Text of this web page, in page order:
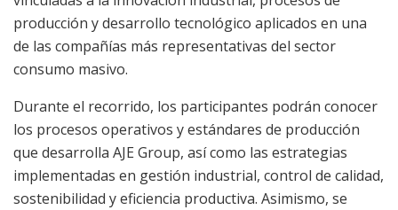
producción y desarrollo tecnológico aplicados en una
de las compañías más representativas del sector
consumo masivo.
Durante el recorrido, los participantes podrán conocer
los procesos operativos y estándares de producción
que desarrolla AJE Group, así como las estrategias
implementadas en gestión industrial, control de calidad,
sostenibilidad y eficiencia productiva. Asimismo, se